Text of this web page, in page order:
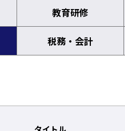
教育研修
税務・会計